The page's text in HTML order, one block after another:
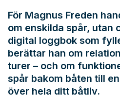
För Magnus Freden
om enskilda spår, utan
digital loggbok som
berättar han om
turer – och om
spår bakom båten till
över hela ditt båtliv.